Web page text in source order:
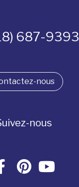
687-9393
nous
nous